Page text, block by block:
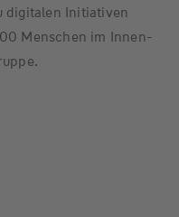
digitalen Initiativen
Menschen im Innen-